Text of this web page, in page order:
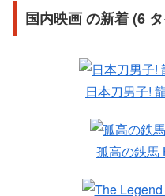
国内映画 の新着 (6
日本刀男子!
孤高の鉄馬